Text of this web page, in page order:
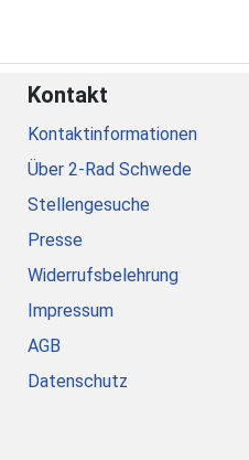
Kontakt
Kontaktinformationen
Über 2-Rad Schwede
Stellengesuche
Presse
Widerrufsbelehrung
Impressum
AGB
Datenschutz